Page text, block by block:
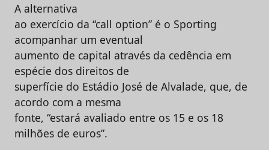
A alternativa
ao exercício da “call option” é o Sporting
acompanhar um eventual
aumento de capital através da cedência em
espécie dos direitos de
superfície do Estádio José de Alvalade, que, de
acordo com a mesma
fonte, “estará avaliado entre os 15 e os 18
milhões de euros”.